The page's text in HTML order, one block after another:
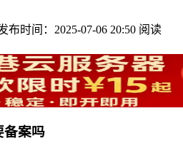
布时间：2025-07-06 20:50 阅读
备案吗